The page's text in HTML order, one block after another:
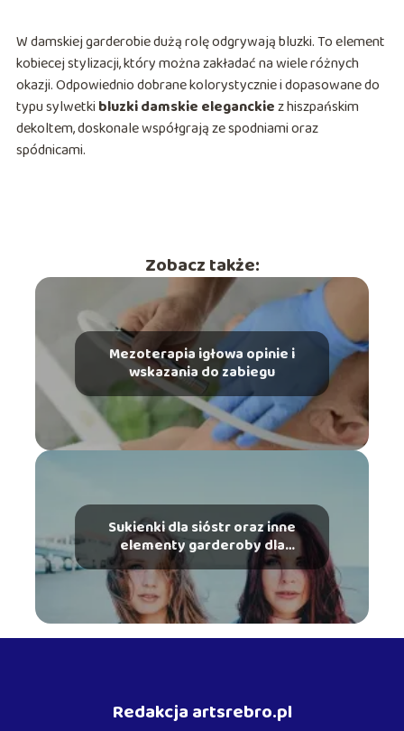
W damskiej garderobie dużą rolę odgrywają bluzki. To element
kobiecej stylizacji, który można zakładać na wiele różnych
okazji. Odpowiednio dobrane kolorystycznie i dopasowane do
typu sylwetki bluzki damskie eleganckiez hiszpańskim
dekoltem, doskonale współgrają ze spodniami oraz
spódnicami.
Zobacz także:
Mezoterapia igłowa opinie i
wskazania do zabiegu
Sukienki dla sióstr oraz inne
elementy garderoby dla
rodzeństwa
Redakcja artsrebro.pl